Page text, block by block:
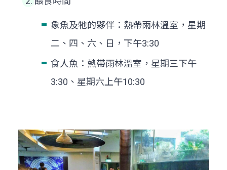
象魚及牠的夥伴：熱帶雨林溫室，星期
二、四、六、日，下午3:30
食人魚：熱帶雨林溫室，星期三下午
3:30、星期六上午10:30